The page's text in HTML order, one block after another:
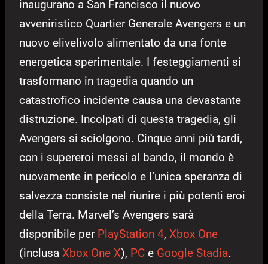
inaugurano a San Francisco il nuovo
avveniristico Quartier Generale Avengers e un
nuovo elivelivolo alimentato da una fonte
energetica sperimentale. I festeggiamenti si
trasformano in tragedia quando un
catastrofico incidente causa una devastante
distruzione. Incolpati di questa tragedia, gli
Avengers si sciolgono. Cinque anni più tardi,
con i supereroi messi al bando, il mondo è
nuovamente in pericolo e l’unica speranza di
salvezza consiste nel riunire i più potenti eroi
della Terra. Marvel’s Avengers sarà
disponibile per PlayStation 4, Xbox One
(inclusa Xbox One X), PC e Google Stadia.